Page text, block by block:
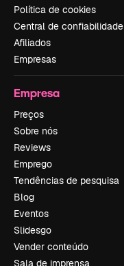
Política de cookies
Central de confiabilidade
Afiliados
Empresas
Empresa
Preços
Sobre nós
Reviews
Emprego
Tendências de pesquisa
Blog
Eventos
Slidesgo
Vender conteúdo
Sala de imprensa